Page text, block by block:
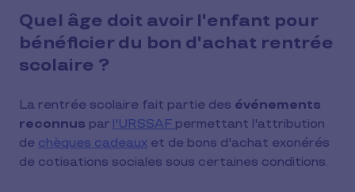
Quel âge doit avoir l'enfant pour
bénéficier du bon d'achat rentrée
scolaire ?
La rentrée scolaire fait partie des événements
reconnus par l'URSSAF permettant l'attribution
de chèques cadeaux et de bons d'achat exonérés
de cotisations sociales sous certaines conditions.